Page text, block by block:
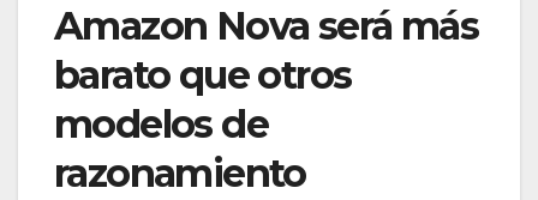
Amazon Nova será más
barato que otros
modelos de
razonamiento